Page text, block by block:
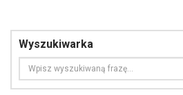
Wyszukiwarka